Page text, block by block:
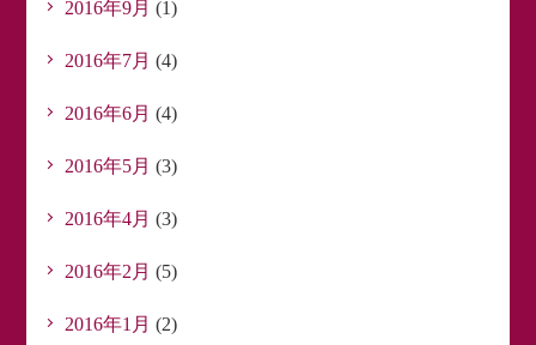
2016年9月 (1)
2016年7月 (4)
2016年6月 (4)
2016年5月 (3)
2016年4月 (3)
2016年2月 (5)
2016年1月 (2)